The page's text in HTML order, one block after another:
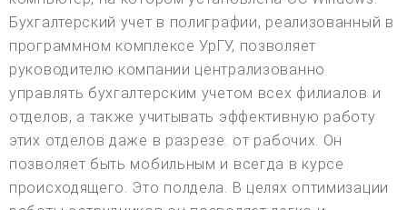
Бухгалтерский учет в полиграфии, реализованный в
программном комплексе УрГУ, позволяет
руководителю компании централизованно
управлять бухгалтерским учетом всех филиалов и
отделов, а также учитывать эффективную работу
этих отделов даже в разрезе. от рабочих. Он
позволяет быть мобильным и всегда в курсе
происходящего. Это полдела. В целях оптимизации